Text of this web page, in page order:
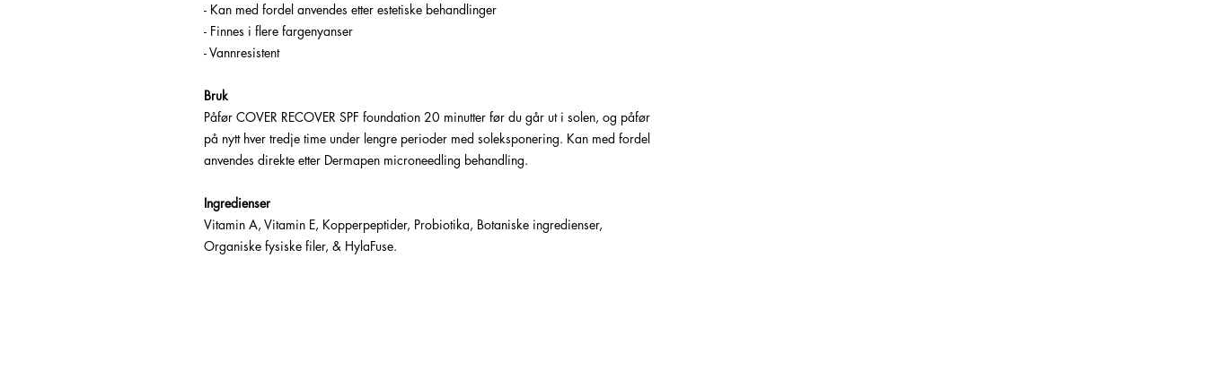
- Kan med fordel anvendes etter estetiske behandlinger
- Finnes i flere fargenyanser
- Vannresistent
Bruk
Påfør COVER RECOVER SPF foundation 20 minutter før du går ut i solen, og påfør
på nytt hver tredje time under lengre perioder med soleksponering. Kan med fordel
anvendes direkte etter Dermapen microneedling behandling.
Ingredienser
Vitamin A, Vitamin E, Kopperpeptider, Probiotika, Botaniske ingredienser,
Organiske fysiske filer, & HylaFuse.